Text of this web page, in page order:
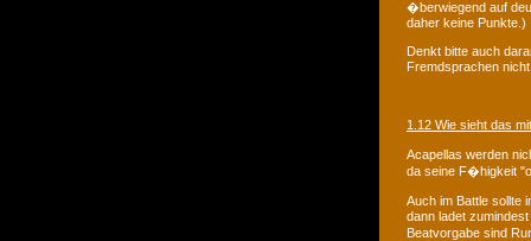
�berwiegend auf
daher keine Punkte.)
Denkt bitte auch
Fremdsprachen
1.12 Wie sieht das
Acapellas werden
da seine F�higkeit
Auch im Battle sollte
dann ladet
Beatvorgabe sind